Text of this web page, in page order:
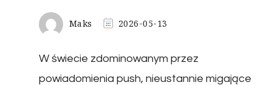
Maks 2026-05-13
W świecie zdominowanym przez
powiadomienia push, nieustannie migające